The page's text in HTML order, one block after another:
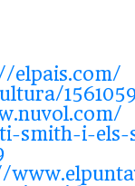
elpais.com/
-smith-i-els-
www.